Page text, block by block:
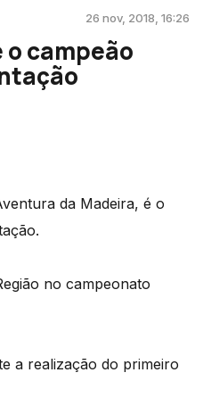
26 nov, 2018, 16:26
o campeão
da Madeira, é o
no campeonato
a realização do primeiro